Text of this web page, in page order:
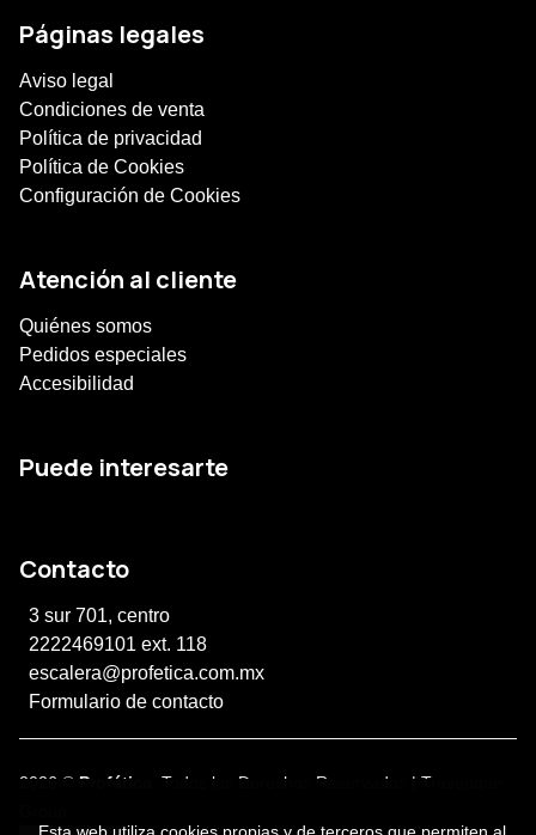
Páginas legales
Aviso legal
Condiciones de venta
Política de privacidad
Política de Cookies
Configuración de Cookies
Atención al cliente
Quiénes somos
Pedidos especiales
Accesibilidad
Puede interesarte
Contacto
3 sur 701, centro
2222469101 ext. 118
escalera@profetica.com.mx
Formulario de contacto
2026 © Profética . Todos los Derechos Reservados | Trevenque